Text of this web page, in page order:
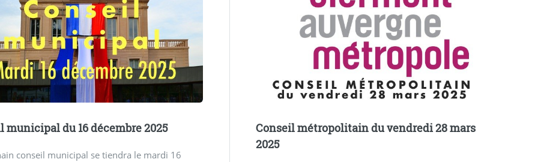
municipal du 16 décembre 2025
conseil municipal se tiendra le mardi 16
Conseil métropolitain du vendredi 28 mars
2025